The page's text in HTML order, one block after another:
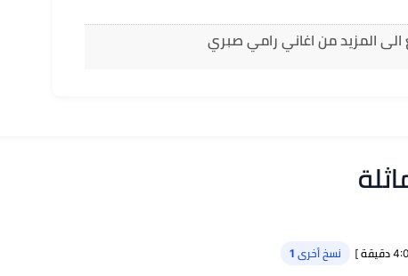
الى المزيد من اغاني رامي صبري
نسخ أخرى 1